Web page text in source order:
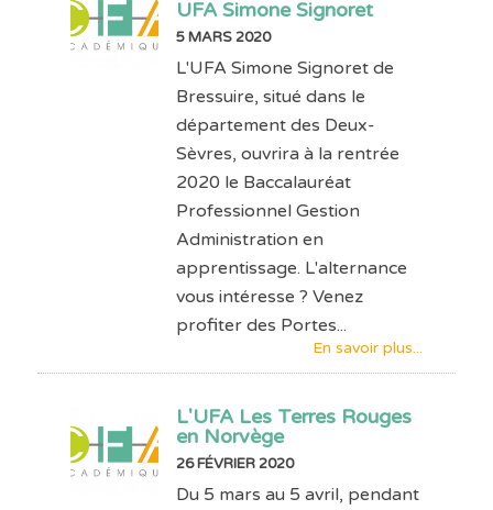
UFA Simone Signoret
5 MARS 2020
L'UFA Simone Signoret de
Bressuire, situé dans le
département des Deux-
Sèvres, ouvrira à la rentrée
2020 le Baccalauréat
Professionnel Gestion
Administration en
apprentissage. L'alternance
vous intéresse ? Venez
profiter des Portes...
En savoir plus...
L'UFA Les Terres Rouges
en Norvège
26 FÉVRIER 2020
Du 5 mars au 5 avril, pendant